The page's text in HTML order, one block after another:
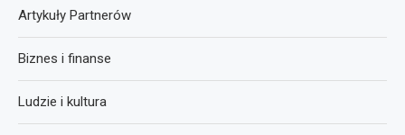
Artykuły Partnerów
Biznes i finanse
Ludzie i kultura